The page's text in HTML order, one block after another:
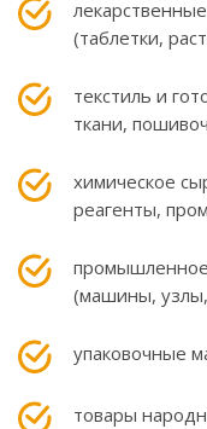
(таблетки,
текстиль и
ткани,
химическое
реагенты,
(машины, узлы,
упаковочные
товары